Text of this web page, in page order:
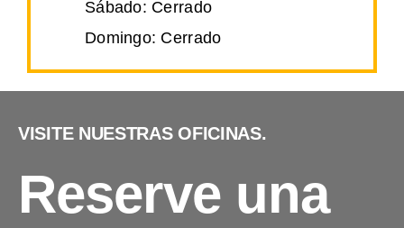
Sábado: Cerrado
Domingo: Cerrado
VISITE NUESTRAS OFICINAS.
Reserve una